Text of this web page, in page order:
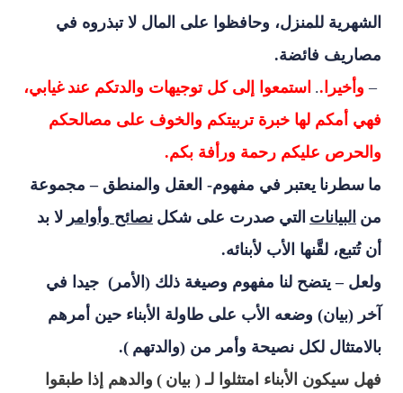
الشهرية للمنزل، وحافظوا على المال لا تبذروه في
مصاريف فائضة.
– وأخيرا.. استمعوا إلى كل توجيهات والدتكم عند غيابي،
فهي أمكم لها خبرة تربيتكم والخوف على مصالحكم
والحرص عليكم رحمة ورأفة بكم.
ما سطرنا يعتبر في مفهوم- العقل والمنطق – مجموعة
من البيانات التي صدرت على شكل نصائح وأوامر لا بد
أن تُتبع، لقَّنها الأب لأبنائه.
ولعل – يتضح لنا مفهوم وصيغة ذلك (الأمر) جيدا في
آخر (بيان) وضعه الأب على طاولة الأبناء حين أمرهم
بالامتثال لكل نصيحة وأمر من (والدتهم ).
فهل سيكون الأبناء امتثلوا لـ ( بيان ) والدهم إذا طبقوا